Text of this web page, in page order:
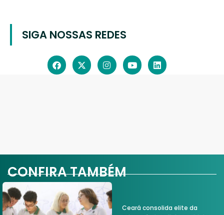
SIGA NOSSAS REDES
CONFIRA TAMBÉM
Ceará consolida elite da